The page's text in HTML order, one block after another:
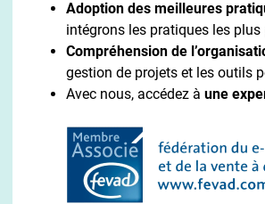
Adoption des meilleures
intégrons les pratiques les
Compréhension de
gestion de projets et les outils
Avec nous, accédez àune